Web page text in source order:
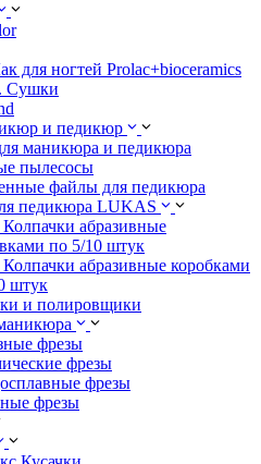
для ногтей Prolac+bioceramics
Сушки
и педикюр
маникюра и педикюра
пылесосы
файлы для педикюра
педикюра LUKAS
абразивные
по 5/10 штук
абразивные коробками
штук
и полировщики
фрезы
фрезы
фрезы
фрезы